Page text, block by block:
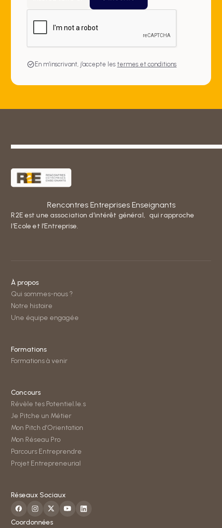
En m’inscrivant, j’accepte les termes et conditions
Rencontres Entreprises Enseignants
R2E est une association d’intérêt général, qui rapproche
l’Ecole et l’Entreprise.
À propos
Qui sommes-nous ?
Notre histoire
Une équipe engagée
Formations
Formations à venir
Concours
Révèle tes Potentiel.le.s
Je Pitche un Métier
Mon Pitch d’Orientation
Mon Réseau Pro
Parcours Entreprendre
Projet Entrepreneurial
Réseaux Sociaux
Coordonnées